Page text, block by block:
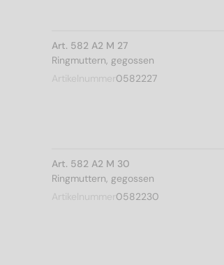
Art. 582 A2 M 27
Ringmuttern, gegossen
Artikelnummer 0582227
Art. 582 A2 M 30
Ringmuttern, gegossen
Artikelnummer 0582230